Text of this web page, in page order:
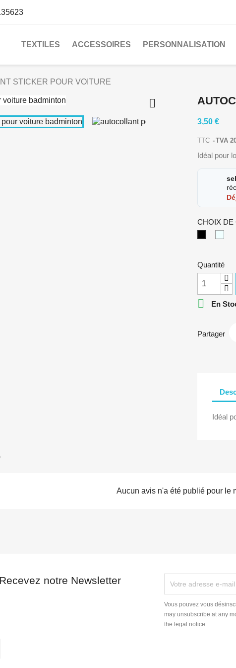
TEXTILES ACCESSOIRES PERSONNALISATION
STICKER POUR VOITURE

3,50 €
TTC TVA
Idéal pour
CHOIX DE
Quantité
 En
Partager
Idéal
Aucun avis n'a été publié pour le
Recevez notre Newsletter
Vous pouvez vous
may unsubscribe at any
the legal notice.